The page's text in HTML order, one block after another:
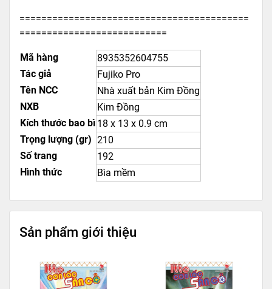
==========================================
===========================
Mã hàng
8935352604755
Tác giả
Fujiko Pro
Tên NCC
Nhà xuất bản Kim Đồng
NXB
Kim Đồng
Kích thước bao bì 18 x 13 x 0.9 cm
Trọng lượng (gr) 210
Số trang
192
Hình thức
Bìa mềm
Sản phẩm giới thiệu